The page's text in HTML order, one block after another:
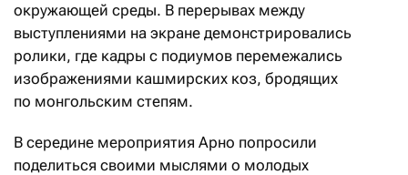
окружающей среды. В перерывах между
выступлениями на экране демонстрировались
ролики, где кадры с подиумов перемежались
изображениями кашмирских коз, бродящих
по монгольским степям.
В середине мероприятия Арно попросили
поделиться своими мыслями о молодых